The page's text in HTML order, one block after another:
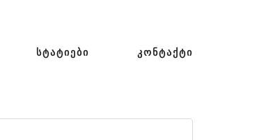
ᲡᲢᲐᲢᲘᲔᲑᲘ ᲙᲝᲜᲢᲐᲥᲢᲘ